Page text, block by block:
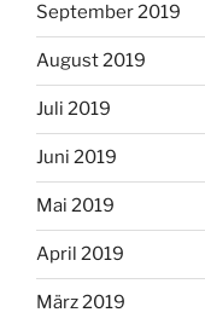
September 2019
August 2019
Juli 2019
Juni 2019
Mai 2019
April 2019
März 2019